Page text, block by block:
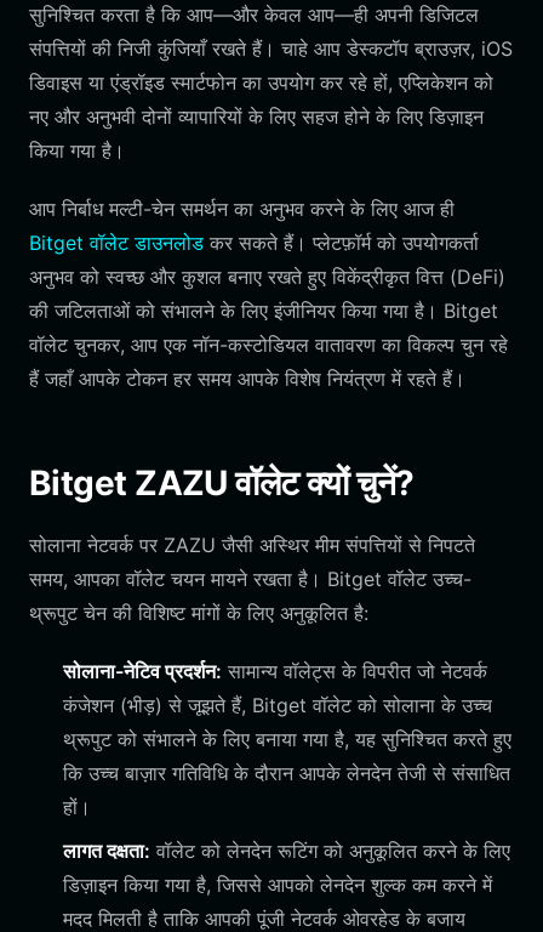
सुनिश्चित करता है कि आप—और केवल आप—ही अपनी डिजिटल
संपत्तियों की निजी कुंजियाँ रखते हैं। चाहे आप डेस्कटॉप ब्राउज़र, iOS
डिवाइस या एंड्रॉइड स्मार्टफोन का उपयोग कर रहे हों, एप्लिकेशन को
नए और अनुभवी दोनों व्यापारियों के लिए सहज होने के लिए डिज़ाइन
किया गया है।
आप निर्बाध मल्टी-चेन समर्थन का अनुभव करने के लिए आज ही
Bitget वॉलेट डाउनलोड कर सकते हैं। प्लेटफ़ॉर्म को उपयोगकर्ता
अनुभव को स्वच्छ और कुशल बनाए रखते हुए विकेंद्रीकृत वित्त (DeFi)
की जटिलताओं को संभालने के लिए इंजीनियर किया गया है। Bitget
वॉलेट चुनकर, आप एक नॉन-कस्टोडियल वातावरण का विकल्प चुन रहे
हैं जहाँ आपके टोकन हर समय आपके विशेष नियंत्रण में रहते हैं।
Bitget ZAZU वॉलेट क्यों चुनें?
सोलाना नेटवर्क पर ZAZU जैसी अस्थिर मीम संपत्तियों से निपटते
समय, आपका वॉलेट चयन मायने रखता है। Bitget वॉलेट उच्च-
थ्रूपुट चेन की विशिष्ट मांगों के लिए अनुकूलित है:
सोलाना-नेटिव प्रदर्शन: सामान्य वॉलेट्स के विपरीत जो नेटवर्क
कंजेशन (भीड़) से जूझते हैं, Bitget वॉलेट को सोलाना के उच्च
थ्रूपुट को संभालने के लिए बनाया गया है, यह सुनिश्चित करते हुए
कि उच्च बाज़ार गतिविधि के दौरान आपके लेनदेन तेजी से संसाधित
हों।
लागत दक्षता: वॉलेट को लेनदेन रूटिंग को अनुकूलित करने के लिए
डिज़ाइन किया गया है, जिससे आपको लेनदेन शुल्क कम करने में
मदद मिलती है ताकि आपकी पूंजी नेटवर्क ओवरहेड के बजाय